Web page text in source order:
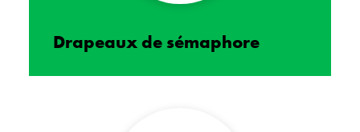
Drapeaux de sémaphore